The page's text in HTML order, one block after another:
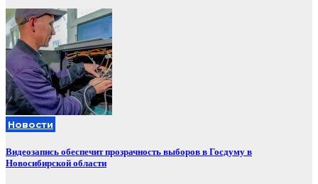
Новости
Видеозапись обеспечит прозрачность выборов в Госдуму в
Новосибирской области